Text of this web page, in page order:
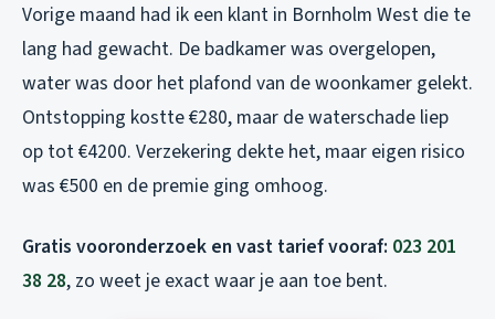
Vorige maand had ik een klant in Bornholm West die te
lang had gewacht. De badkamer was overgelopen,
water was door het plafond van de woonkamer gelekt.
Ontstopping kostte €280, maar de waterschade liep
op tot €4200. Verzekering dekte het, maar eigen risico
was €500 en de premie ging omhoog.
Gratis vooronderzoek en vast tarief vooraf: 023 201
38 28, zo weet je exact waar je aan toe bent.